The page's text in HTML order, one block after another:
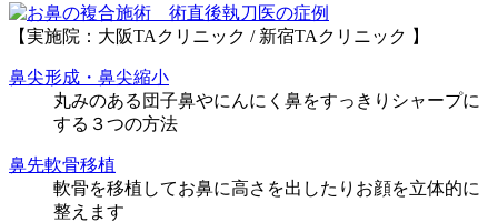
執刀医の症例
【実施院：大阪TAクリニック / 新宿TAクリニック 】
鼻尖形成・鼻尖縮小
丸みのある団子鼻やにんにく鼻をすっきりシャープに
する３つの方法
鼻先軟骨移植
軟骨を移植してお鼻に高さを出したりお顔を立体的に
整えます